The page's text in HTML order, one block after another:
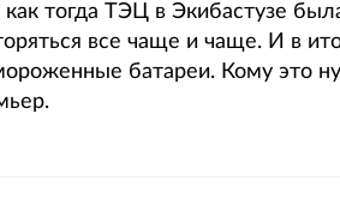
как тогда ТЭЦ в Экибастузе
все чаще и чаще. И в
батареи. Кому это